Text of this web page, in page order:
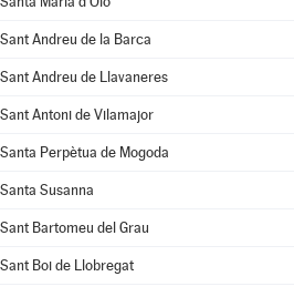
Sant Andreu de la Barca
Sant Andreu de Llavaneres
Sant Antoni de Vilamajor
Santa Perpètua de Mogoda
Santa Susanna
Sant Bartomeu del Grau
Sant Boi de Llobregat